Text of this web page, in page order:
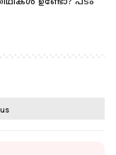
ഉണ്ടോ? പടം